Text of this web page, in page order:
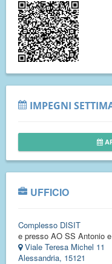
IMPEGNI
UFFICIO
Complesso DISIT
e presso AO SS Antonio
Viale Teresa Michel 11
Alessandria, 15121